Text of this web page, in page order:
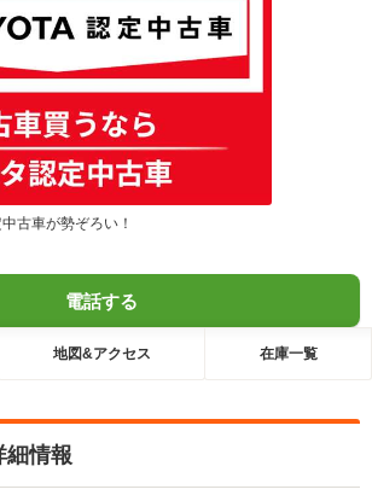
古車が勢ぞろい！
電話する
地図&アクセス 在庫一覧
細情報